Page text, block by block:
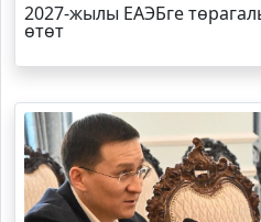
2027-жылы ЕАЭБге
өтөт